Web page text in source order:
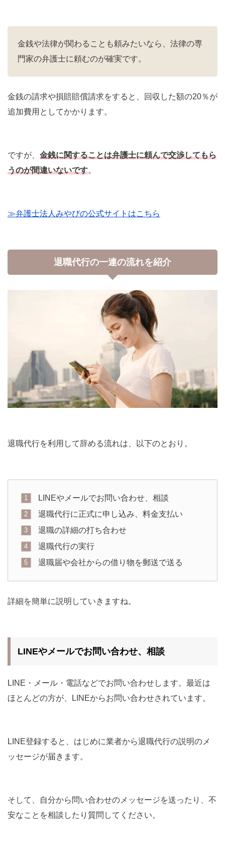
金銭や法律が関わることも頼みたいなら、法律の専
門家の弁護士に頼むのが確実です。
金銭の請求や損賠賠償請求をすると、回収した額の20％が
追加費用としてかかります。
ですが、 金銭に関することは弁護士に頼んで交渉してもら
うのが間違いないです。
≫弁護士法人みやびの公式サイトはこちら
退職代行の一連の流れを紹介
退職代行を利用して辞める流れは、以下のとおり。
LINEやメールでお問い合わせ、相談
退職代行に正式に申し込み、料金支払い
退職の詳細の打ち合わせ
退職代行の実行
退職届や会社からの借り物を郵送で送る
詳細を簡単に説明していきますね。
LINEやメールでお問い合わせ、相談
LINE・メール・電話などでお問い合わせします。最近は
ほとんどの方が、LINEからお問い合わせされています。
LINE登録すると、はじめに業者から退職代行の説明のメ
ッセージが届きます。
そして、自分から問い合わせのメッセージを送ったり、不
安なことを相談したり質問してください。